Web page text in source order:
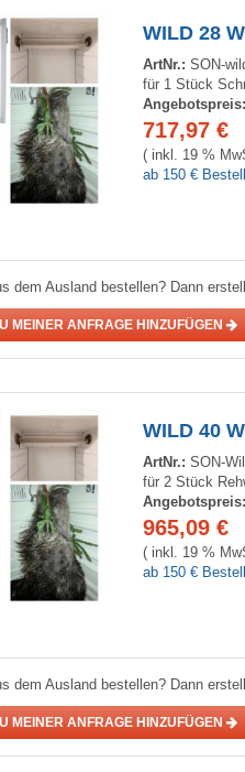
WILD 28
ArtNr.: SON-
für 1 Stück
Angebotspreis:
717,97 €
( inkl. 19 %
ab 150 €
dem Ausland bestellen? Dann
MEINER ANFRAGE HINZUFÜGEN
WILD 40
ArtNr.: SON-
für 2 Stück
Angebotspreis:
965,09 €
( inkl. 19 %
ab 150 €
dem Ausland bestellen? Dann
MEINER ANFRAGE HINZUFÜGEN